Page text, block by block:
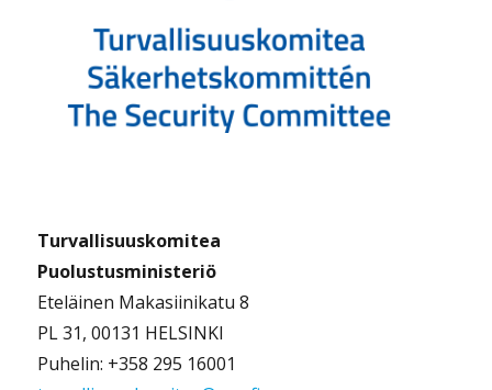
Turvallisuuskomitea
Puolustusministeriö
Eteläinen Makasiinikatu 8
PL 31, 00131 HELSINKI
Puhelin: +358 295 16001